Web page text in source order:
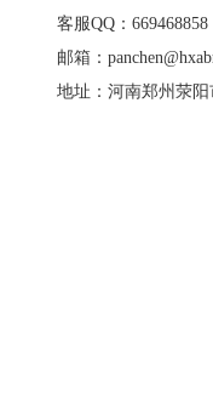
客服QQ：669468858
邮箱：
地址：河南郑州荥阳